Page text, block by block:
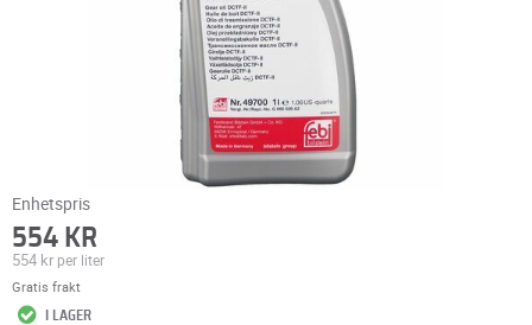
Enhetspris
554 KR
554 kr per liter
Gratis frakt
I LAGER